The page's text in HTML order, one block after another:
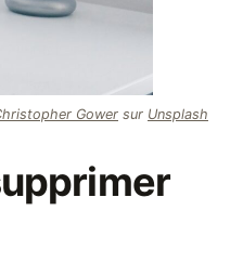
Gower sur Unsplash